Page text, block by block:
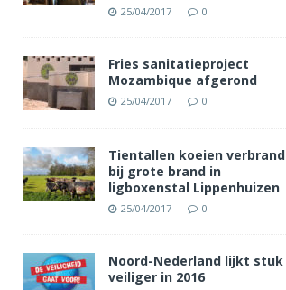
25/04/2017 0
Fries sanitatieproject
Mozambique afgerond
25/04/2017 0
Tientallen koeien verbrand
bij grote brand in
ligboxenstal Lippenhuizen
25/04/2017 0
Noord-Nederland lijkt stuk
veiliger in 2016